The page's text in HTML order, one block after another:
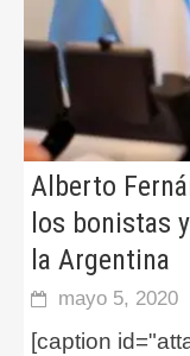
Alberto
los bonistas
la Argentina
mayo 5, 2020
[caption